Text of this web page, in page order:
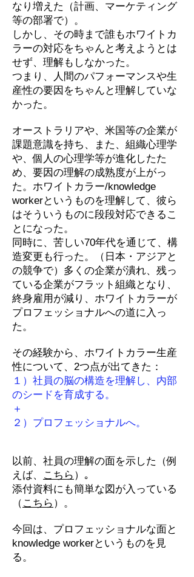
なり増えた（計画、マーケティング
等の部署で）。
しかし、その時まで誰もホワイトカ
ラーの対応をちゃんと考えようとは
せず、理解もしなかった。
つまり、人間のパフォーマンスや生
産性の要因をちゃんと理解していな
かった。
オーストラリアや、米国等の企業が
課題意識を持ち、また、組織心理学
や、個人の心理学等が進化したた
め、要因の理解の成熟度が上がっ
た。ホワイトカラー/knowledge
workerというものを理解して、彼ら
はそういうものに段段対応できるこ
とになった。
同時に、苦しい70年代を通じて、構
造変更も行った。（日本・アジアと
の競争で）多くの企業が潰れ、残っ
ている企業がフラット組織となり、
終身雇用が減り、ホワイトカラーが
プロフェッショナルへの道に入っ
た。
その経験から、ホワイトカラー生産
性について、2つ点が出てきた：
１）社員の脳の構造を理解し、内部
のシードを育成する。
＋
２）プロフェッショナルへ。
以前、社員の理解の面を示した（例
えば、
こちら ）｡
添付資料にも簡単な図が入っている
（ こちら ）。
今回は、プロフェッショナルな面と
knowledge workerというものを見
る。